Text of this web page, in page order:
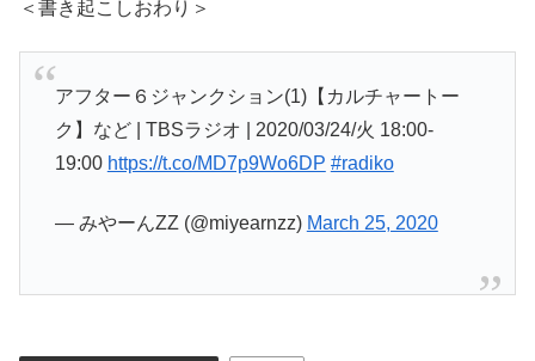
＜書き起こしおわり＞
アフター６ジャンクション(1)【カルチャートー
ク】など | TBSラジオ | 2020/03/24/火 18:00-
19:00 https://t.co/MD7p9Wo6DP #radiko
— みやーんZZ (@miyearnzz) March 25, 2020